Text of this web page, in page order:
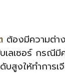
ต้องมีความต่า
ลเซอร์ กรณี
งให้ทำการ